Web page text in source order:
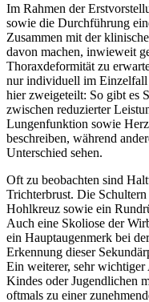
Im Rahmen der
sowie die Durchführung
Zusammen mit der
davon machen, inwieweit
Thoraxdeformität zu
nur individuell im Einzelfall
hier zweigeteilt: So gibt es
zwischen reduzierter
Lungenfunktion sowie
beschreiben, während
Unterschied sehen.
Oft zu beobachten sind
Trichterbrust. Die
Hohlkreuz sowie ein
Auch eine Skoliose der
ein Hauptaugenmerk bei
Erkennung dieser
Ein weiterer, sehr
Kindes oder Jugendlichen
oftmals zu einer